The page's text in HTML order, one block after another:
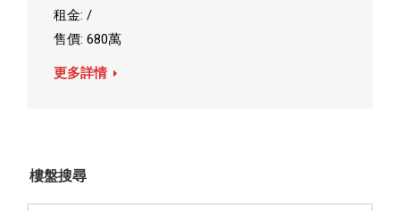
租金: /
售價: 680萬
更多詳情
樓盤搜尋